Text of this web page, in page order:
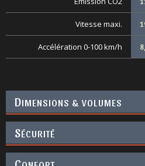
Vitesse maxi.
Accélération 0-100 km/h
DIMENSIONS & VOLUMES
SÉCURITÉ